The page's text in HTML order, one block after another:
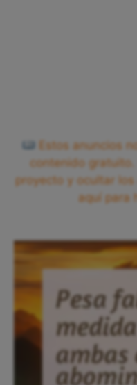
Estos anuncios
contenido
proyecto y ocultar
aquí para